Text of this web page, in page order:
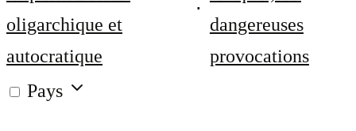
oligarchique et
autocratique
dangereuses
provocations
Pays